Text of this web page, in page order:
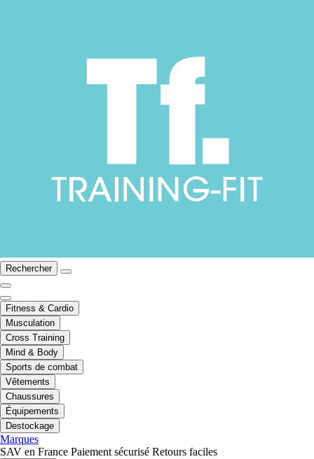
Rechercher
Fitness & Cardio
Musculation
Cross Training
Mind & Body
Sports de combat
Vêtements
Chaussures
Équipements
Destockage
Marques
SAV en France Paiement sécurisé Retours faciles